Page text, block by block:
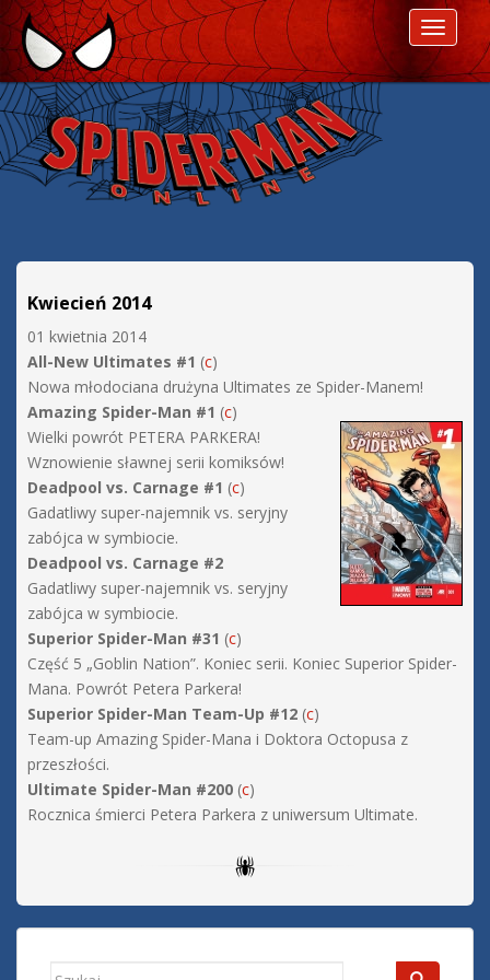
P
e
s
k
o
Kwiecień 2014
01 kwietnia 2014
All-New Ultimates #1 (c)
Nowa młodociana drużyna Ultimates ze Spider-Manem!
Amazing Spider-Man #1 (c)
Wielki powrót PETERA PARKERA!
Wznowienie sławnej serii komiksów!
Deadpool vs. Carnage #1 (c)
Gadatliwy super-najemnik vs. seryjny
zabójca w symbiocie.
Deadpool vs. Carnage #2
Gadatliwy super-najemnik vs. seryjny
zabójca w symbiocie.
Superior Spider-Man #31 (c)
Część 5 „Goblin Nation”. Koniec serii. Koniec Superior Spider-
Mana. Powrót Petera Parkera!
Superior Spider-Man Team-Up #12 (c)
Team-up Amazing Spider-Mana i Doktora Octopusa z
przeszłości.
Ultimate Spider-Man #200 (c)
Rocznica śmierci Petera Parkera z uniwersum Ultimate.
Search